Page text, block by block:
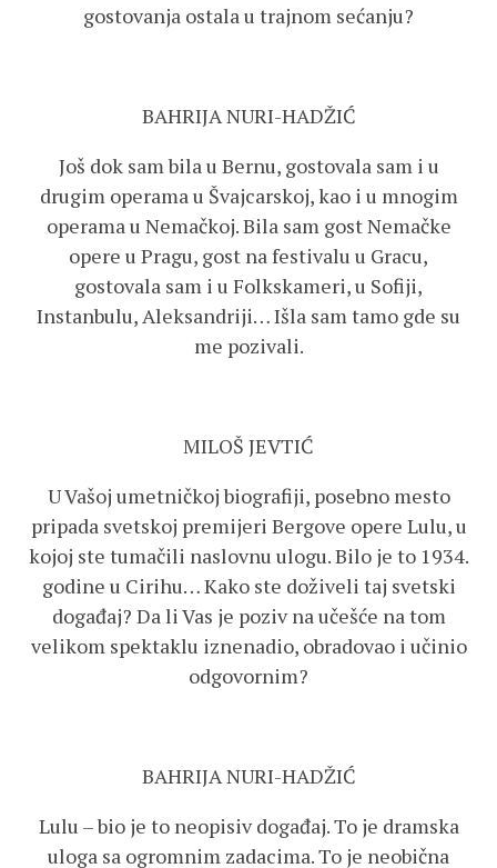
gostovanja ostala u trajnom sećanju?
BAHRIJA NURI-HADŽIĆ
Još dok sam bila u Bernu, gostovala sam i u
drugim operama u Švajcarskoj, kao i u mnogim
operama u Nemačkoj. Bila sam gost Nemačke
opere u Pragu, gost na festivalu u Gracu,
gostovala sam i u Folkskameri, u Sofiji,
Instanbulu, Aleksandriji… Išla sam tamo gde su
me pozivali.
MILOŠ JEVTIĆ
U Vašoj umetničkoj biografiji, posebno mesto
pripada svetskoj premijeri Bergove opere Lulu, u
kojoj ste tumačili naslovnu ulogu. Bilo je to 1934.
godine u Cirihu… Kako ste doživeli taj svetski
događaj? Da li Vas je poziv na učešće na tom
velikom spektaklu iznenadio, obradovao i učinio
odgovornim?
BAHRIJA NURI-HADŽIĆ
Lulu – bio je to neopisiv događaj. To je dramska
uloga sa ogromnim zadacima. To je neobična